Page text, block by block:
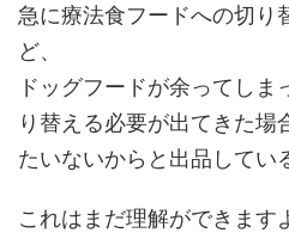
急に療法食フードへの切り
ど、
ドッグフードが余ってしま
り替える必要が出てきた場
たいないからと出品してい
これはまだ理解ができます